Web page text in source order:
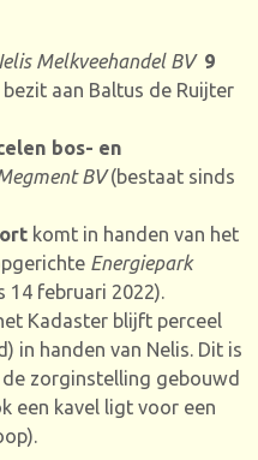
Melkveehandel BV 9
aan Baltus de Ruijter
bos- en
BV(bestaat sinds
komt in handen van het
Energiepark
februari 2022).
Kadaster blijft perceel
in handen van Nelis. Dit is
zorginstelling gebouwd
een kavel ligt voor een